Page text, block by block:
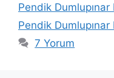
Pendik
Pendik
7 Yorum